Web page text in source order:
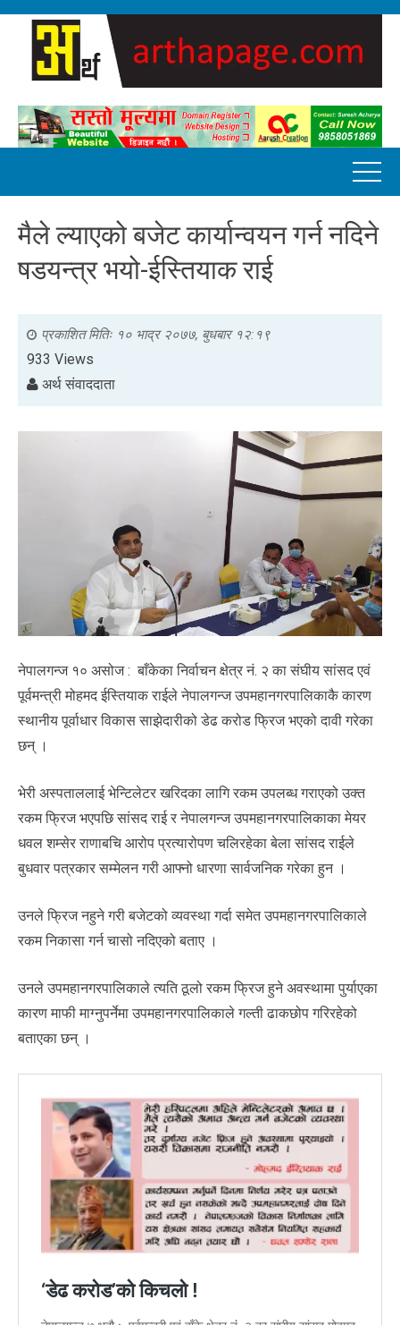
मैले ल्याएको बजेट कार्यान्वयन गर्न नदिने
षडयन्त्र भयो-ईस्तियाक राई
प्रकाशित मितिः १० भाद्र २०७७, बुधबार १२:१९
933 Views
अर्थ संवाददाता
नेपालगन्ज १० असोज : बाँकेका निर्वाचन क्षेत्र नं. २ का संघीय सांसद एवं
पूर्वमन्त्री मोहमद ईस्तियाक राईले नेपालगन्ज उपमहानगरपालिकाकै कारण
स्थानीय पूर्वाधार विकास साझेदारीको डेढ करोड फ्रिज भएको दावी गरेका
छन् ।
भेरी अस्पताललाई भेन्टिलेटर खरिदका लागि रकम उपलब्ध गराएको उक्त
रकम फ्रिज भएपछि सांसद राई र नेपालगन्ज उपमहानगरपालिकाका मेयर
धवल शम्सेर राणाबचि आरोप प्रत्यारोपण चलिरहेका बेला सांसद राईले
बुधवार पत्रकार सम्मेलन गरी आफ्नो धारणा सार्वजनिक गरेका हुन ।
उनले फ्रिज नहुने गरी बजेटको व्यवस्था गर्दा समेत उपमहानगरपालिकाले
रकम निकासा गर्न चासो नदिएको बताए ।
उनले उपमहानगरपालिकाले त्यति ठूलो रकम फ्रिज हुने अवस्थामा पुर्याएका
कारण माफी माग्नुपर्नेमा उपमहानगरपालिकाले गल्ती ढाकछोप गरिरहेको
बताएका छन् ।